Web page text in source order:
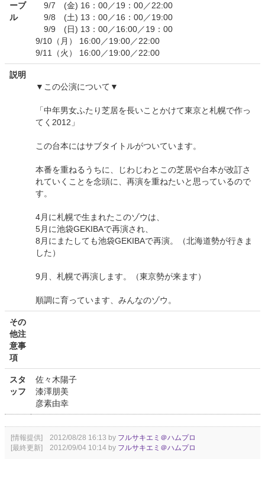
ーブ
ル
9/7 (金) 16：00／19：00／22:00
9/8 (土) 13：00／16：00／19:00
9/9 (日) 13：00／16:00／19：00
9/10（月） 16:00／19:00／22:00
9/11（火） 16:00／19:00／22:00
説明
▼この公演について▼
「中年男女ふたり芝居を長いことかけて東京と札幌で作っ
てく2012」
この台本にはサブタイトルがついています。
本番を重ねるうちに、じわじわとこの芝居や台本が改訂さ
れていくことを念頭に、再演を重ねたいと思っているので
す。
4月に札幌で生まれたこのゾウは、
5月に池袋GEKIBAで再演され、
8月にまたしても池袋GEKIBAで再演。（北海道勢が行きま
した）
9月、札幌で再演します。（東京勢が来ます）
順調に育っています、みんなのゾウ。
その
他注
意事
項
スタ
ッフ
佐々木陽子
漆澤朋美
彦素由幸
[情報提供] 2012/08/28 16:13 by フルサキエミ＠ハムプロ
[最終更新] 2012/09/04 10:14 by フルサキエミ＠ハムプロ